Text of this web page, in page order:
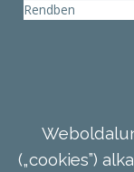
Rendben
(„cookies”)